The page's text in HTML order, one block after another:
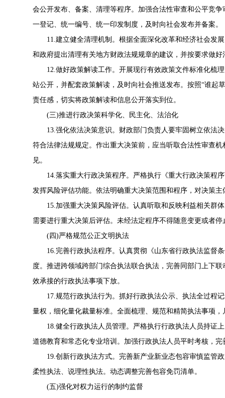
会公开发布、备案、清理等程序。加强合法性审查和公平竞
一登记、统一编号、统一印发制度，及时向社会发布并备案。
11.建立健全清理机制。根据全面深化改革和经济社会发
和政府提出清理有关地方财政法规规章的建议，并按要求做
12.做好政策解读工作。开展现行有效政策文件标准化梳
站公开，并配套政策解读，及时向社会推送发布。按照“谁起
责任感，切实将政策解读和信息公开落实到位。
(三)推进行政决策科学化、民主化、法治化
13.强化依法决策意识。财政部门负责人要牢固树立依法
符合法律法规规定。作出重大决策前，应当听取合法性审查
见。
14.落实重大行政决策程序。严格执行《重大行政决策程
发挥风险评估功能。依法明确重大决策范围和程序，对决策
15.加强重大决策风险评估。认真听取和反映利益相关群
需要进行重大决策后评估。未经法定程序不得随意变更或者
(四)严格规范公正文明执法
16.完善行政执法程序。认真贯彻《山东省行政执法监督
度。推进跨领域跨部门综合执法联合执法，完善同部门上下
效承接的行政执法事项下放。
17.规范行政执法行为。抓好行政执法公示、执法全过程
量权，细化量化裁量标准。全面梳理、规范和精简执法事项
18.健全行政执法人员管理。严格执行行政执法人员持证
道德教育和常态化专业培训。加强行政执法人员平时考核，
19.创新行政执法方式。完善新产业新业态包容审慎监管
柔性执法、说理性执法。动态调整完善包容免罚清单。
(五)强化对权力运行的制约监督